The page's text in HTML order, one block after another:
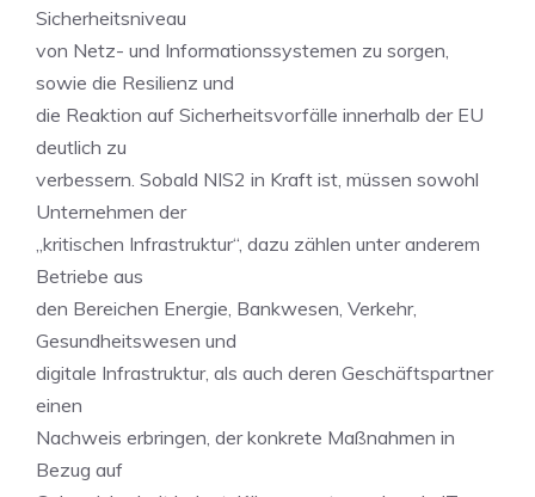
Sicherheitsniveau
von Netz- und Informationssystemen zu sorgen,
sowie die Resilienz und
die Reaktion auf Sicherheitsvorfälle innerhalb der EU
deutlich zu
verbessern. Sobald NIS2 in Kraft ist, müssen sowohl
Unternehmen der
„kritischen Infrastruktur“, dazu zählen unter anderem
Betriebe aus
den Bereichen Energie, Bankwesen, Verkehr,
Gesundheitswesen und
digitale Infrastruktur, als auch deren Geschäftspartner
einen
Nachweis erbringen, der konkrete Maßnahmen in
Bezug auf